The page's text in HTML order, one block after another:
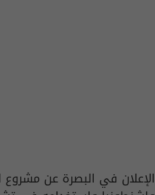
الإعلان في البصرة عن مشروع